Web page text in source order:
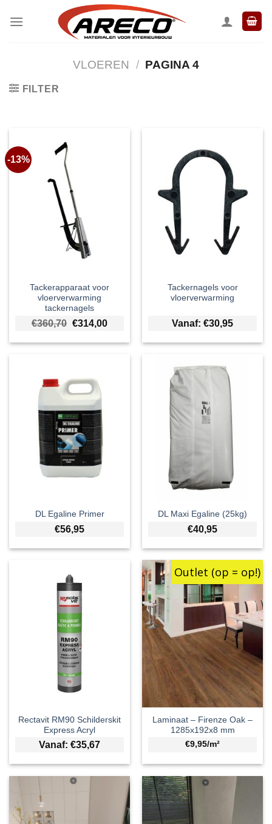
naar
VLOEREN / PAGINA 4
FILTER
-13%
Tackerapparaat voor
vloerverwarming
tackernagels
€360,70 Oorspronkelijke prijs was: €360,70.
€314,00Huidige prijs is: €314,00.
Tackernagels voor
vloerverwarming
Vanaf: €30,95
DL Egaline Primer
€56,95
DL Maxi Egaline (25kg)
€40,95
Rectavit RM90 Schilderskit
Express Acryl
Vanaf: €35,67
Outlet (op = op!)
Laminaat – Firenze Oak –
1285x192x8 mm
€9,95/m²